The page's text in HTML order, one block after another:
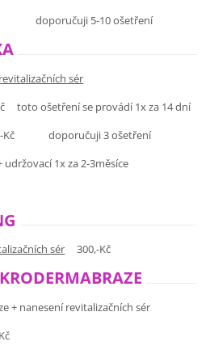
10 ošetření
sér
se provádí 1x za 14 dní
doporučuji 3 ošetření
za 2-3měsíce
sér 300,-Kč
+ nanesení revitalizačních sér